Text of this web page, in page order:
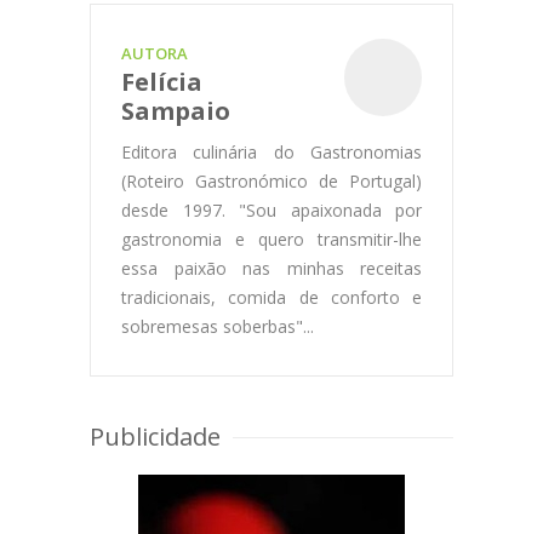
AUTORA
Felícia
Sampaio
Editora culinária do Gastronomias
(Roteiro Gastronómico de Portugal)
desde 1997. "Sou apaixonada por
gastronomia e quero transmitir-lhe
essa paixão nas minhas receitas
tradicionais, comida de conforto e
sobremesas soberbas"...
Publicidade